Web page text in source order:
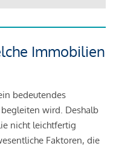
Immobilien
bedeutendes
begleiten wird. Deshalb
nicht leichtfertig
Faktoren, die